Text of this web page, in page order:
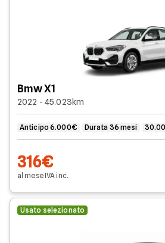
Bmw X1
2022 - 45.023km
Anticipo 6.000€ Durata 36 mesi
316€
al meseIVAinc.
Usato selezionato